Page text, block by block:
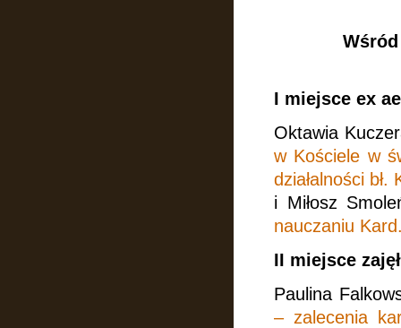
I miejsce ex
Oktawia
w Kościele w
działalności
i Miłosz
nauczaniu
II miejsce
Paulina
– zalecenia